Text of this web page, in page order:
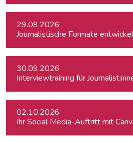
29.09.2026
Journalistische Formate
30.09.2026
Interviewtraining für
02.10.2026
Ihr Social Media-Auftritt mit